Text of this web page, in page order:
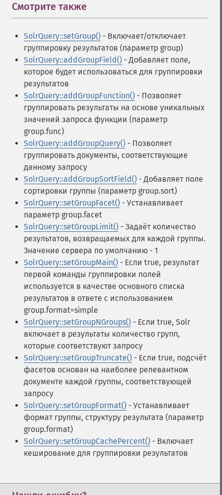
Смотрите также
SolrQuery::setGroup() - Включает/отключает
группировку результатов (параметр group)
SolrQuery::addGroupField() - Добавляет поле,
которое будет использоваться для группировки
результатов
SolrQuery::addGroupFunction() - Позволяет
группировать результаты на основе уникальных
значений запроса функции (параметр
group.func)
SolrQuery::addGroupQuery() - Позволяет
группировать документы, соответствующие
данному запросу
SolrQuery::addGroupSortField() - Добавляет поле
сортировки группы (параметр group.sort)
SolrQuery::setGroupFacet() - Устанавливает
параметр group.facet
SolrQuery::setGroupLimit() - Задаёт количество
результатов, возвращаемых для каждой группы.
Значение сервера по умолчанию - 1
SolrQuery::setGroupMain() - Если true, результат
первой команды группировки полей
используется в качестве основного списка
результатов в ответе с использованием
group.format=simple
SolrQuery::setGroupNGroups() - Если true, Solr
включает в результаты количество групп,
которые соответствуют запросу
SolrQuery::setGroupTruncate() - Если true, подсчёт
фасетов основан на наиболее релевантном
документе каждой группы, соответствующей
запросу
SolrQuery::setGroupFormat() - Устанавливает
формат группы, структуру результата (параметр
group.format)
SolrQuery::setGroupCachePercent() - Включает
кеширование для группировки результатов
SolrQuery
addExpandFilterQuery
addExpandSortField
addFacetDateField
addFacetDateOther
addFacetField
addFacetQuery
addField
addFilterQuery
addGroupField
addGroupFunction
addGroupQuery
addGroupSortField
addHighlightField
addMltField
addMltQueryField
addSortField
addStatsFacet
addStatsField
collapse
_​_​construct
_​_​destruct
getExpand
getExpandFilterQueries
getExpandQuery
getExpandRows
getExpandSortFields
getFacet
getFacetDateEnd
getFacetDateFields
getFacetDateGap
getFacetDateHardEnd
getFacetFields